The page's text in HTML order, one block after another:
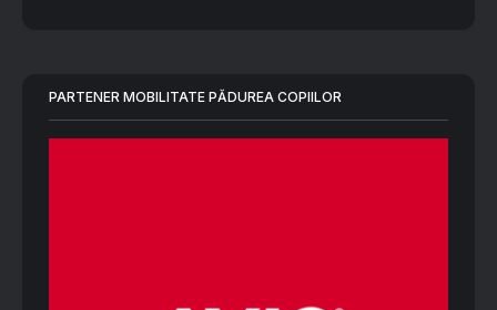
PARTENER MOBILITATE PĂDUREA COPIILOR